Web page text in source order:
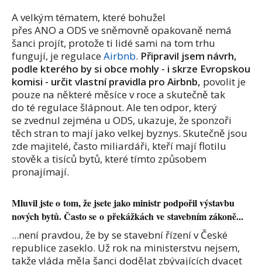
A velkým tématem, které bohužel
přes ANO a ODS ve sněmovně opakovaně nemá
šanci projít, protože ti lidé sami na tom trhu
fungují, je regulaceAirbnb. Připravil jsem návrh,
podle kterého by si obce mohly - i skrze Evropskou
komisi - určit vlastní pravidla pro Airbnb, povolit je
pouze na některé měsíce v roce a skutečně tak
do té regulace šlápnout. Ale ten odpor, který
se zvednul zejména u ODS, ukazuje, že sponzoři
těch stran to mají jako velkej byznys. Skutečně jsou
zde majitelé, často miliardáři, kteří mají flotilu
stověk a tisíců bytů, které tímto způsobem
pronajímají.
Mluvil jste o tom, že jsete jako ministr podpořil výstavbu
nových bytů. Často se o překážkách ve stavebním zákoně...
...není pravdou, že by se stavební řízení v České
republice zaseklo. Už rok na ministerstvu nejsem,
takže vláda měla šanci dodělat zbývajících dvacet